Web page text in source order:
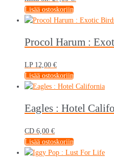
Lisää ostoskoriin
Procol Harum :
LP 12,00 €
Lisää ostoskoriin
Eagles : Hotel
CD 6,00 €
Lisää ostoskoriin